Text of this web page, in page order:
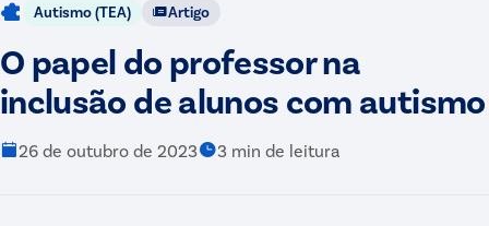
Autismo (TEA) Artigo
O papel do professor na
inclusão de alunos com autismo
26 de outubro de 2023 3 min de leitura